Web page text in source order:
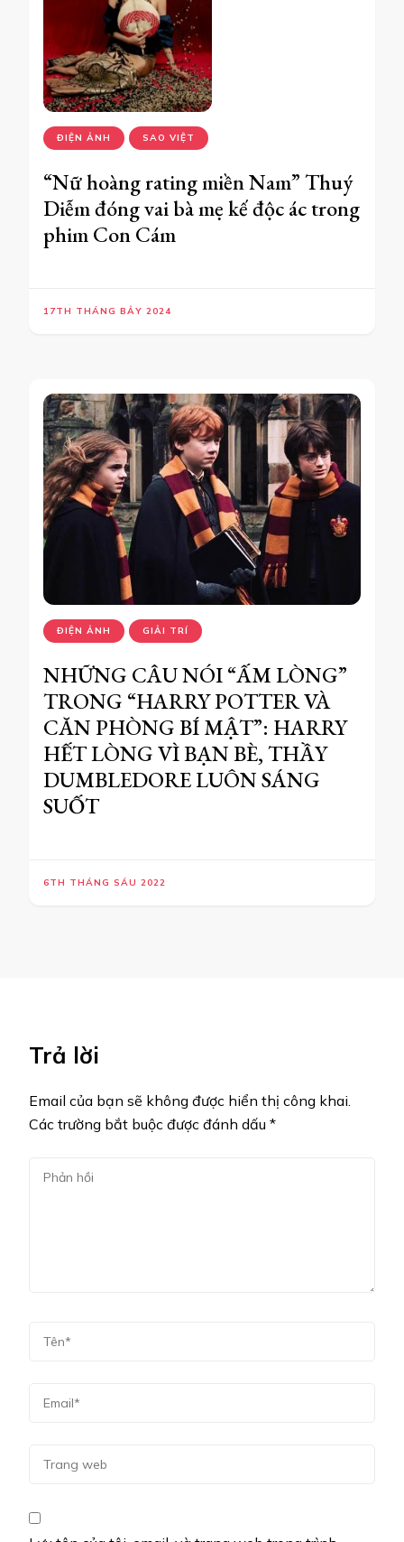
ĐIỆN ẢNH SAO VIỆT
“Nữ hoàng rating miền Nam” Thuý
Diễm đóng vai bà mẹ kế độc ác trong
phim Con Cám
17TH THÁNG BẢY 2024
ĐIỆN ẢNH GIẢI TRÍ
NHỮNG CÂU NÓI “ẤM LÒNG”
TRONG “HARRY POTTER VÀ
CĂN PHÒNG BÍ MẬT”: HARRY
HẾT LÒNG VÌ BẠN BÈ, THẦY
DUMBLEDORE LUÔN SÁNG
SUỐT
6TH THÁNG SÁU 2022
Trả lời
Email của bạn sẽ không được hiển thị công khai.
Các trường bắt buộc được đánh dấu *